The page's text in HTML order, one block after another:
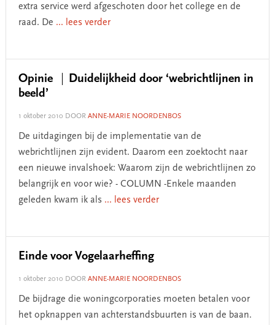
extra service werd afgeschoten door het college en de
raad. De ... lees verder
Opinie
Duidelijkheid door ‘webrichtlijnen in
beeld’
1 oktober 2010 DOOR ANNE-MARIE NOORDENBOS
De uitdagingen bij de implementatie van de
webrichtlijnen zijn evident. Daarom een zoektocht naar
een nieuwe invalshoek: Waarom zijn de webrichtlijnen zo
belangrijk en voor wie? - COLUMN -Enkele maanden
geleden kwam ik als ... lees verder
Einde voor Vogelaarheffing
1 oktober 2010 DOOR ANNE-MARIE NOORDENBOS
De bijdrage die woningcorporaties moeten betalen voor
het opknappen van achterstandsbuurten is van de baan.